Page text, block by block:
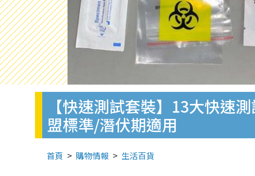
【快速測試套裝】13大快速
盟標準/潛伏期適用
首頁 購物情報 生活百貨